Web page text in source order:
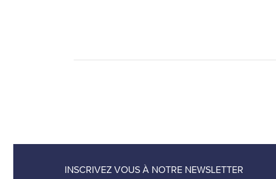
INSCRIVEZ VOUS À NOTRE NEWSLETTER